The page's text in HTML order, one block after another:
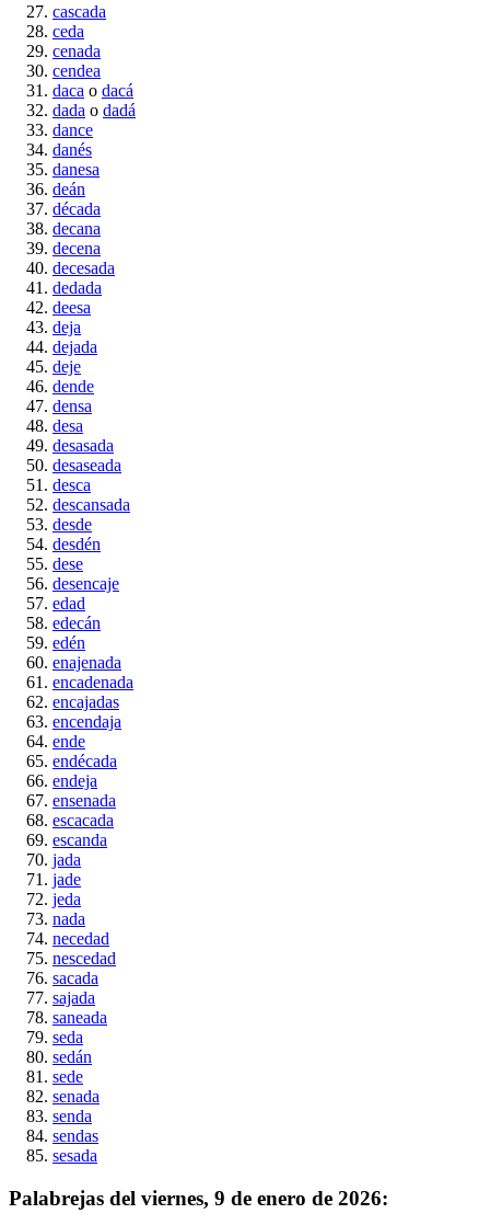
cascada
ceda
cenada
cendea
daca o dacá
dada o dadá
dance
danés
danesa
deán
década
decana
decena
decesada
dedada
deesa
deja
dejada
deje
dende
densa
desa
desasada
desaseada
desca
descansada
desde
desdén
dese
desencaje
edad
edecán
edén
enajenada
encadenada
encajadas
encendaja
ende
endécada
endeja
ensenada
escacada
escanda
jada
jade
jeda
nada
necedad
nescedad
sacada
sajada
saneada
seda
sedán
sede
senada
senda
sendas
sesada
Palabrejas del viernes, 9 de enero de 2026: